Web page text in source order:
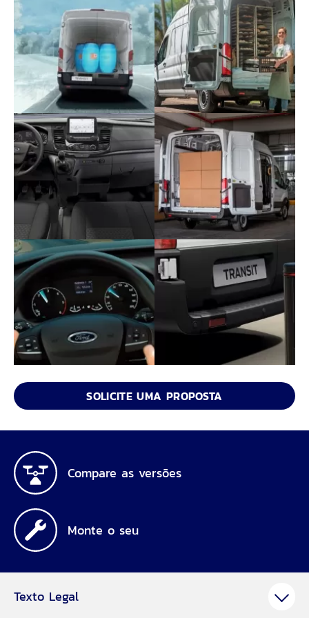
SOLICITE UMA PROPOSTA
Compare as versões
Monte o seu
Texto Legal